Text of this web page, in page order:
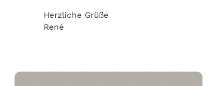
Herzliche Grüße
René